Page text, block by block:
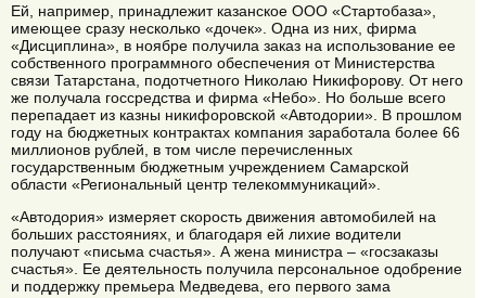
Ей, например, принадлежит казанское ООО «Стартобаза»,
имеющее сразу несколько «дочек». Одна из них, фирма
«Дисциплина», в ноябре получила заказ на использование ее
собственного программного обеспечения от Министерства
связи Татарстана, подотчетного Николаю Никифорову. От него
же получала госсредства и фирма «Небо». Но больше всего
перепадает из казны никифоровской «Автодории». В прошлом
году на бюджетных контрактах компания заработала более 66
миллионов рублей, в том числе перечисленных
государственным бюджетным учреждением Самарской
области «Региональный центр телекоммуникаций».
«Автодория» измеряет скорость движения автомобилей на
больших расстояниях, и благодаря ей лихие водители
получают «письма счастья». А жена министра – «госзаказы
счастья». Ее деятельность получила персональное одобрение
и поддержку премьера Медведева, его первого зама